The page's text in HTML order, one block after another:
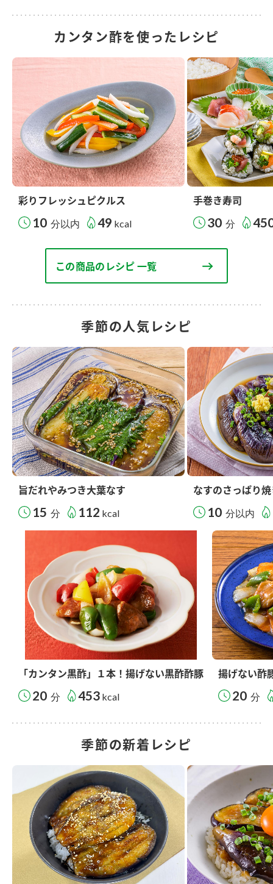
カンタン酢を使ったレシピ
彩りフレッシュピクルス
10 分以内 49 kcal
手巻き寿司
30 分
この商品のレシピ 一覧
季節の人気レシピ
旨だれやみつき大葉なす
15 分 112 kcal
なすのさっぱり
10 分以内
「カンタン黒酢」１本！揚げない黒酢酢豚
20 分 453 kcal
揚げない酢
20 分
季節の新着レシピ